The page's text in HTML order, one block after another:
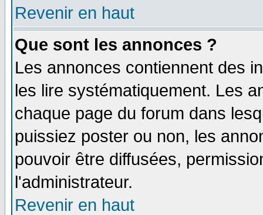
Revenir en haut
Que sont les annonces ?
Les annonces contiennent des
les lire systématiquement. Les
chaque page du forum dans
puissiez poster ou non, les
pouvoir être diffusées,
l'administrateur.
Revenir en haut